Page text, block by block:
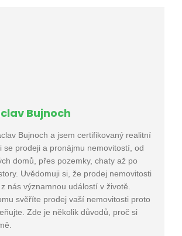
Bujnoch
Bujnoch a jsem certifikovaný realitní
se prodeji a pronájmu nemovitostí, od
domů, přes pozemky, chaty až po
Uvědomuji si, že prodej nemovitosti
nás významnou událostí v životě.
svěříte prodej vaší nemovitosti proto
Zde je několik důvodů, proč si